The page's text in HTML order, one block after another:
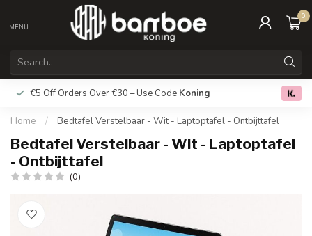
MENU
0
€5 Off Orders Over €30 – Use Code Koning Free
Home / Bedtafel Verstelbaar - Wit - Laptoptafel - Ontbijttafel
Bedtafel Verstelbaar - Wit - Laptoptafel
- Ontbijttafel
(0)